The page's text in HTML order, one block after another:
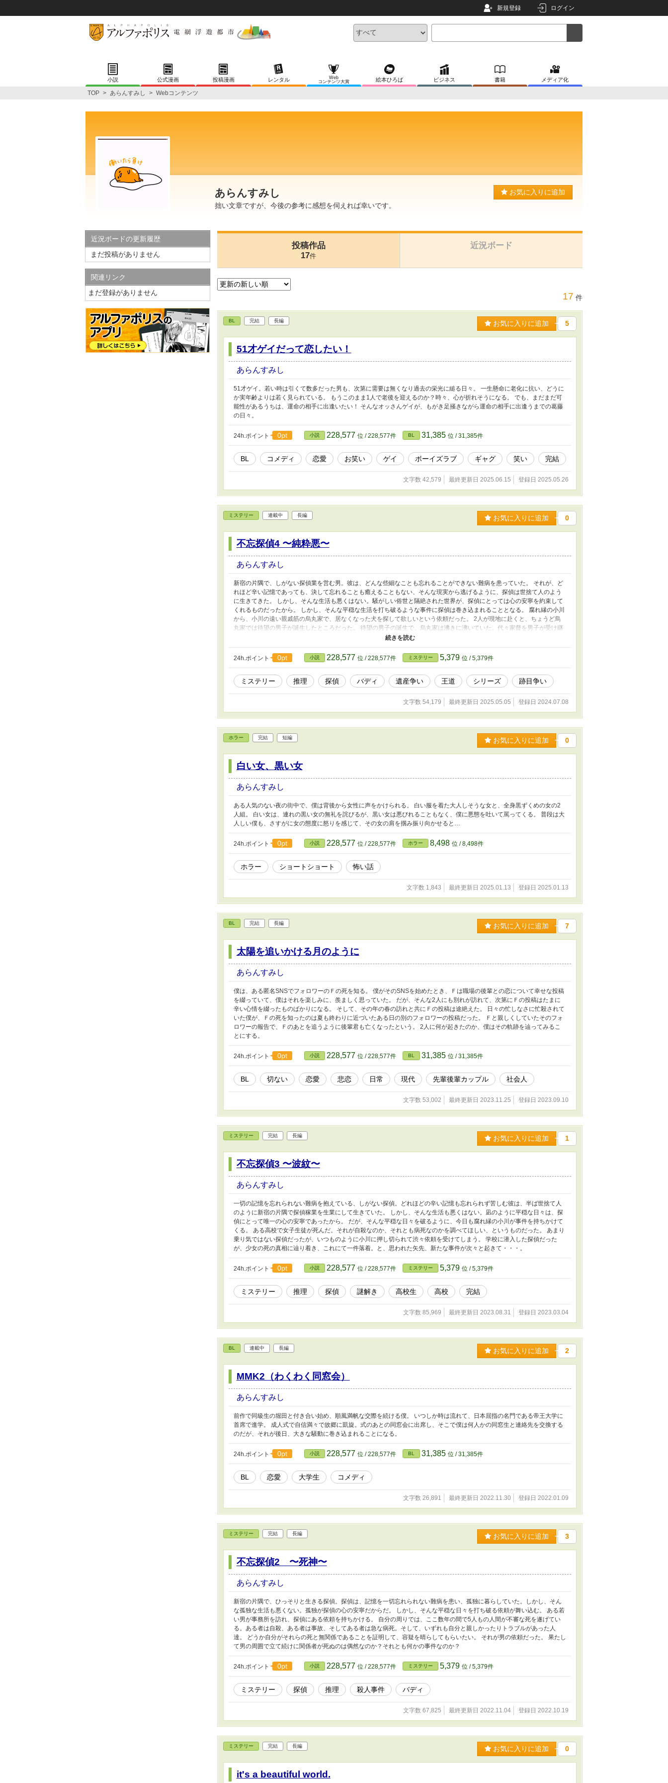
新規登録 ログイン
小説 公式漫画 投稿漫画 レンタル
Web
コンテンツ大賞
絵本ひろば ビジネス 書籍 メディア化
TOP > あらんすみし > Webコンテンツ
あらんすみし
拙い文章ですが、今後の参考に感想を伺えれば幸いです。
お気に入りに追加
投稿作品
17件
近況ボード
17 件
BL 完結 長編 お気に入りに追加 5
51才ゲイだって恋したい！
あらんすみし
51才ゲイ。若い時は引くて数多だった男も、次第に需要は無くなり過去の栄光に縋る日々。 一生懸命に老化に抗い、どうに
か実年齢よりは若く見られている。 もうこのまま1人で老後を迎えるのか？時々、心が折れそうになる。 でも、まだまだ可
能性があるうちは、運命の相手に出逢いたい！ そんなオッさんゲイが、もがき足掻きながら運命の相手に出逢うまでの葛藤
の日々。
24h.ポイント 0pt 小説 228,577 位 / 228,577件 BL 31,385 位 / 31,385件
BL コメディ 恋愛 お笑い ゲイ ボーイズラブ ギャグ 笑い 完結
文字数 42,579 最終更新日 2025.06.15 登録日 2025.05.26
ミステリー 連載中 長編 お気に入りに追加 0
不忘探偵4 〜純粋悪〜
あらんすみし
新宿の片隅で、しがない探偵業を営む男。彼は、どんな些細なことも忘れることができない難病を患っていた。 それが、ど
れほど辛い記憶であっても、決して忘れることも癒えることもない、そんな現実から逃げるように、探偵は世捨て人のよう
に生きてきた。 しかし、そんな生活も悪くはない。騒がしい俗世と隔絶された世界が、探偵にとっては心の安寧を約束して
くれるものだったから。 しかし、そんな平穏な生活を打ち破るような事件に探偵は巻き込まれることとなる。 腐れ縁の小川
から、小川の遠い親戚筋の烏丸家で、居なくなった犬を探して欲しいという依頼だった。 2人が現地に赴くと、ちょうど烏
丸家では待望の男子が誕生したところだった。 待望の男子の誕生で、烏丸家は沸きに沸いていた。代々家督を男子が受け継
いできた烏丸家であったが、当主の妻にも愛人にも男子は産まれず、ようやく新しい愛人との間に男子を授かっただけに、
当主の喜びも格別のものがあった。 しかし事件は起きた。 生まれたばかりの赤ん坊が何者かの手によって殺されたのだ。 こ
うして探偵は、烏丸家の人々の思惑が交錯する諍いの渦に巻き込まれていく。
24h.ポイント 0pt 小説 228,577 位 / 228,577件 ミステリー 5,379 位 / 5,379件
ミステリー 推理 探偵 バディ 遺産争い 王道 シリーズ 跡目争い
文字数 54,179 最終更新日 2025.05.05 登録日 2024.07.08
ホラー 完結 短編 お気に入りに追加 0
白い女、黒い女
あらんすみし
ある人気のない夜の街中で、僕は背後から女性に声をかけられる。 白い服を着た大人しそうな女と、全身黒ずくめの女の2
人組。 白い女は、連れの黒い女の無礼を詫びるが、黒い女は悪びれることもなく、僕に悪態を吐いて罵ってくる。 普段は大
人しい僕も、さすがに女の態度に怒りを感じて、その女の肩を掴み振り向かせると…
24h.ポイント 0pt 小説 228,577 位 / 228,577件 ホラー 8,498 位 / 8,498件
ホラー ショートショート 怖い話
文字数 1,843 最終更新日 2025.01.13 登録日 2025.01.13
BL 完結 長編 お気に入りに追加 7
太陽を追いかける月のように
あらんすみし
僕は、ある匿名SNSでフォロワーのＦの死を知る。 僕がそのSNSを始めたとき、Ｆは職場の後輩との恋について幸せな投稿
を綴っていて、僕はそれを楽しみに、羨ましく思っていた。 だが、そんな2人にも別れが訪れて、次第にＦの投稿はたまに
辛い心情を綴ったものばかりになる。 そして、その年の春の訪れと共にＦの投稿は途絶えた。 日々の忙しなさに忙殺されて
いた僕が、Ｆの死を知ったのは夏も終わりに近づいたある日の別のフォロワーの投稿だった。 Ｆと親しくしていたそのフォ
ロワーの報告で、Ｆのあとを追うように後輩君も亡くなったという。 2人に何が起きたのか、僕はその軌跡を辿ってみるこ
とにする。
24h.ポイント 0pt 小説 228,577 位 / 228,577件 BL 31,385 位 / 31,385件
BL 切ない 恋愛 悲恋 日常 現代 先輩後輩カップル 社会人
文字数 53,002 最終更新日 2023.11.25 登録日 2023.09.10
ミステリー 完結 長編 お気に入りに追加 1
不忘探偵3 〜波紋〜
あらんすみし
一切の記憶を忘れられない難病を抱えている、しがない探偵。どれほどの辛い記憶も忘れられず苦しむ彼は、半ば世捨て人
のように新宿の片隅で探偵稼業を生業にして生きていた。 しかし、そんな生活も悪くはない。凪のように平穏な日々は、探
偵にとって唯一の心の安寧であったから。 だが、そんな平穏な日々を破るように、今日も腐れ縁の小川が事件を持ちかけて
くる。 ある高校で女子生徒が死んだ。それが自殺なのか、それとも病死なのかを調べてほしい、というものだった。 あまり
乗り気ではない探偵だったが、いつものように小川に押し切られて渋々依頼を受けてしまう。 学校に潜入した探偵だった
が、少女の死の真相に辿り着き、これにて一件落着。と、思われた矢先、新たな事件が次々と起きて・・・。
24h.ポイント 0pt 小説 228,577 位 / 228,577件 ミステリー 5,379 位 / 5,379件
ミステリー 推理 探偵 謎解き 高校生 高校 完結
文字数 85,969 最終更新日 2023.08.31 登録日 2023.03.04
BL 連載中 長編 お気に入りに追加 2
MMK2（わくわく同窓会）
あらんすみし
前作で同級生の堀田と付き合い始め、順風満帆な交際を続ける僕。 いつしか時は流れて、日本屈指の名門である帝王大学に
首席で進学。 成人式で自信満々で故郷に凱旋。式のあとの同窓会に出席し、そこで僕は何人かの同窓生と連絡先を交換する
のだが、それが後日、大きな騒動に巻き込まれることになる。
24h.ポイント 0pt 小説 228,577 位 / 228,577件 BL 31,385 位 / 31,385件
BL 恋愛 大学生 コメディ
文字数 26,891 最終更新日 2022.11.30 登録日 2022.01.09
ミステリー 完結 長編 お気に入りに追加 3
不忘探偵2 〜死神〜
あらんすみし
新宿の片隅で、ひっそりと生きる探偵。探偵は、記憶を一切忘れられない難病を患い、孤独に暮らしていた。しかし、そん
な孤独な生活も悪くない。孤独が探偵の心の安寧だからだ。 しかし、そんな平穏な日々を打ち破る依頼が舞い込む。 ある若
い男が事務所を訪れ、探偵にある依頼を持ちかける。 自分の周りでは、ここ数年の間で5人もの人間が不審な死を遂げてい
る。ある者は自殺、ある者は事故、そしてある者は急な病死。そして、いずれも自分と親しかったりトラブルがあった人
達。 どうか自分がそれらの死と無関係であることを証明して、容疑を晴らしてもらいたい。 それが男の依頼だった。 果たし
て男の周囲で立て続けに関係者が死ぬのは偶然なのか？それとも何かの事件なのか？
24h.ポイント 0pt 小説 228,577 位 / 228,577件 ミステリー 5,379 位 / 5,379件
ミステリー 探偵 推理 殺人事件 バディ
文字数 67,825 最終更新日 2022.11.04 登録日 2022.10.19
ミステリー 完結 長編 お気に入りに追加 0
it's a beautiful world.
近況ボードの更新履歴
まだ投稿がありません
関連リンク
まだ登録がありません